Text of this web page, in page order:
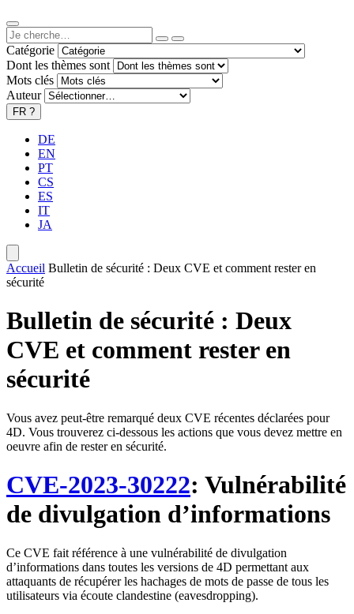
Catégorie
Dont les thèmes sont
Mots clés
Auteur
FR ?
DE
EN
PT
CS
ES
IT
JA
Accueil Bulletin de sécurité : Deux CVE et comment rester en
sécurité
Bulletin de sécurité : Deux
CVE et comment rester en
sécurité
Vous avez peut-être remarqué deux CVE récentes déclarées pour
4D. Vous trouverez ci-dessous les actions que vous devez mettre en
oeuvre afin de rester en sécurité.
CVE-2023-30222: Vulnérabilité
de divulgation d’informations
Ce CVE fait référence à une vulnérabilité de divulgation
d’informations dans toutes les versions de 4D permettant aux
attaquants de récupérer les hachages de mots de passe de tous les
utilisateurs via écoute clandestine (eavesdropping).